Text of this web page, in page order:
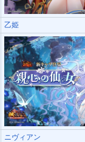
乙姫
ニヴィアン